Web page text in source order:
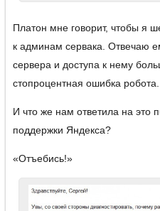
Платон мне говорит, чтобы я
к админам сервака. Отвечаю
сервера и доступа к нему
стопроцентная ошибка робота.
И что же нам ответила на это
поддержки Яндекса?
«Отъебись!»